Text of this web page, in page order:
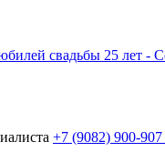
+7 (9082) 900-907